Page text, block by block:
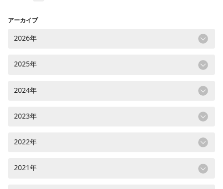
アーカイブ
2026年
2025年
2024年
2023年
2022年
2021年